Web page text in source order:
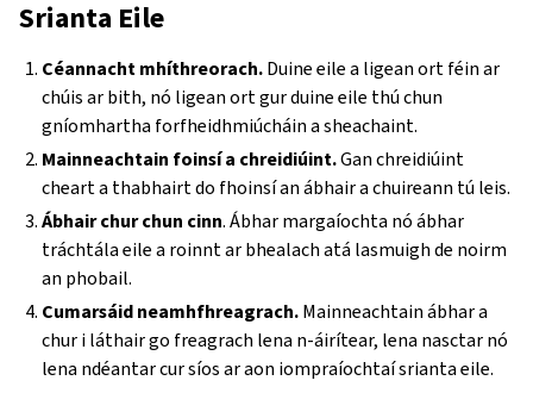
Srianta Eile
Céannacht mhíthreorach.Duine eile a ligean ort féin ar
chúis ar bith, nó ligean ort gur duine eile thú chun
gníomhartha forfheidhmiúcháin a sheachaint.
Mainneachtain foinsí a chreidiúint.Gan chreidiúint
cheart a thabhairt do fhoinsí an ábhair a chuireann tú leis.
Ábhair chur chun cinn. Ábhar margaíochta nó ábhar
tráchtála eile a roinnt ar bhealach atá lasmuigh de noirm
an phobail.
Cumarsáid neamhfhreagrach.Mainneachtain ábhar a
chur i láthair go freagrach lena n-áirítear, lena nasctar nó
lena ndéantar cur síos ar aon iompraíochtaí srianta eile.